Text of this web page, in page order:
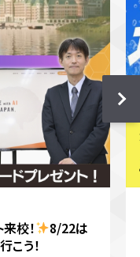
校！
8/22は
こう！